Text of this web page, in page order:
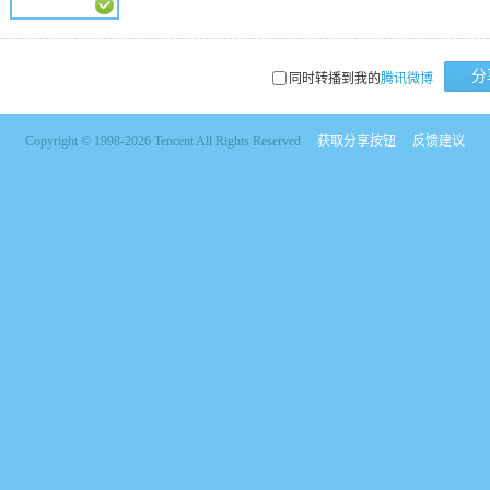
同时转播到我的腾讯微博 分
Copyright © 1998-2026 Tencent All Rights Reserved 获取分享按钮 反馈建议